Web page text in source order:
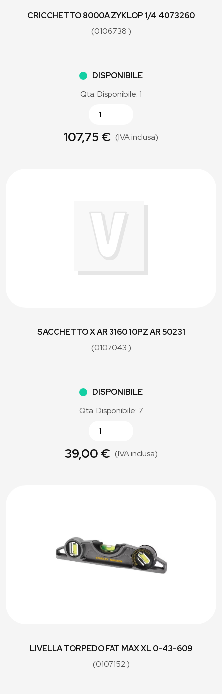
CRICCHETTO 8000A ZYKLOP 1/4 4073260
(0106738 )
DISPONIBILE
Qta. Disponibile: 1
107,75 € (IVA inclusa)
SACCHETTO X AR 3160 10PZ AR 50231
(0107043 )
DISPONIBILE
Qta. Disponibile: 7
39,00 € (IVA inclusa)
LIVELLA TORPEDO FAT MAX XL 0-43-609
(0107152 )